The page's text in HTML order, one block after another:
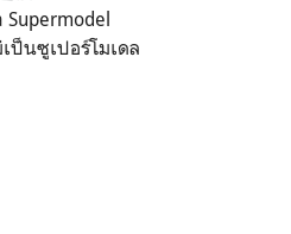
Supermodel
ป็นซูเปอร์โมเดล